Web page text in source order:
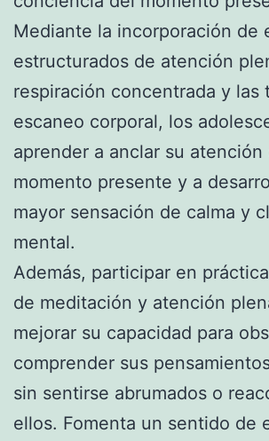
Mediante la incorporación de
estructurados de atención
respiración concentrada y las
escaneo corporal, los
aprender a anclar su atención
momento presente y a
mayor sensación de calma y
mental.
Además, participar en
de meditación y atención
mejorar su capacidad para
comprender sus
sin sentirse abrumados o
ellos. Fomenta un sentido de